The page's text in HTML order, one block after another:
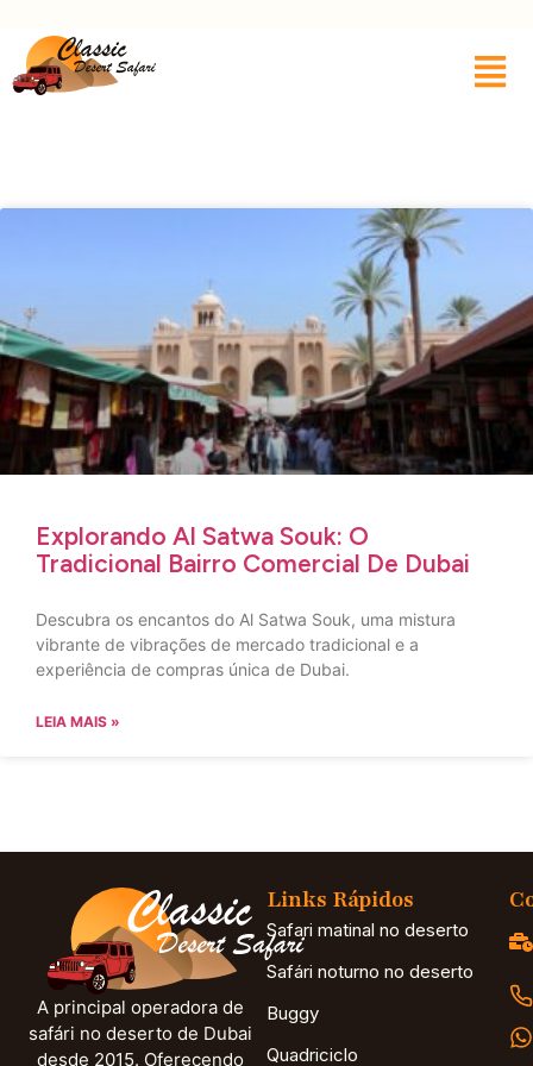
Explorando Al Satwa Souk: O
Tradicional Bairro Comercial De Dubai
Descubra os encantos do Al Satwa Souk, uma mistura
vibrante de vibrações de mercado tradicional e a
experiência de compras única de Dubai.
LEIA MAIS »
A principal operadora de
safári no deserto de Dubai
desde 2015. Oferecendo
Links Rápidos
Safari matinal no deserto
Safári noturno no deserto
Buggy
Quadriciclo